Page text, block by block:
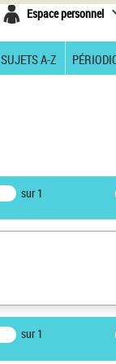
Espace personnel
SUJETS A-Z
sur 1
sur 1